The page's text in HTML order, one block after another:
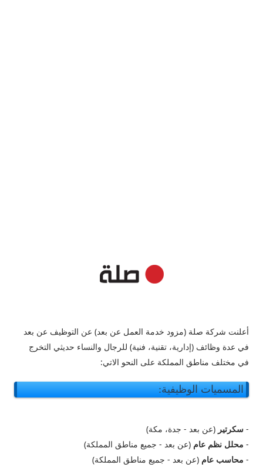
أعلنت شركة صلة (مزود خدمة العمل عن بعد) عن التوظيف عن بعد
في عدة وظائف (إدارية، تقنية، فنية) للرجال والنساء حديثي التخرج
في مختلف مناطق المملكة على النحو الاتي:
المسميات الوظيفية:
-سكرتير (عن بعد - جدة، مكة)
- محلل نظم عام (عن بعد - جميع مناطق المملكة)
- محاسب عام (عن بعد - جميع مناطق المملكة)